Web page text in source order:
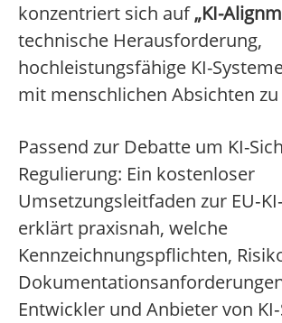
konzentriert sich auf„KI-
technische Herausforderung,
hochleistungsfähige KI-
mit menschlichen Absichten
Passend zur Debatte um KI-
Regulierung: Ein kostenloser
Umsetzungsleitfaden zur
erklärt praxisnah, welche
Kennzeichnungspflichten,
Entwickler und Anbieter von